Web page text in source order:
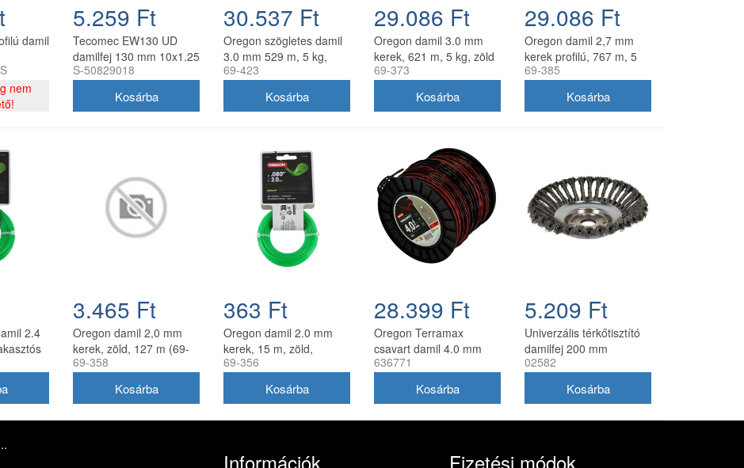
damil
nem
5.259 Ft
Tecomec EW130 UD
damilfej 130 mm 10x1.25
balos belső menettel
S-50829018
30.537 Ft
Oregon szögletes damil
3.0 mm 529 m, 5 kg,
zöld
69-423
29.086 Ft
Oregon damil 3.0 mm
kerek, 621 m, 5 kg, zöld
69-373
29.086 Ft
Oregon damil 2,7 mm
kerek profilú, 767 m, 5
kg, zöld
69-385
2.4
3.465 Ft
Oregon damil 2,0 mm
kerek, zöld, 127 m (69-
358)
69-358
363 Ft
Oregon damil 2.0 mm
kerek, 15 m, zöld,
akasztós kiszerelés
69-356
28.399 Ft
Oregon Terramax
csavart damil 4.0 mm
128 m
636771
5.209 Ft
Univerzális térkőtisztító
damilfej 200 mm
utángyártott, 25 mm
02582
Információk Fizetési módok